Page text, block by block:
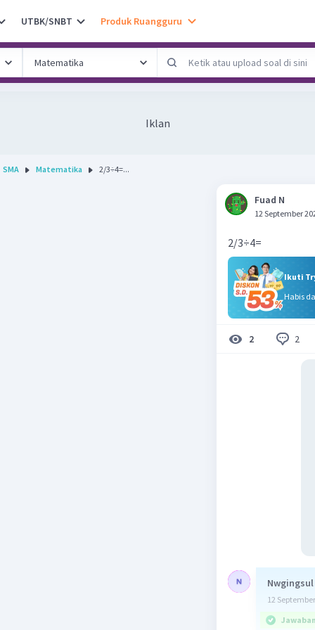
UTBK/SNBT Produk Ruangguru
Iklan
SMA Matematika 2/3÷4=...
Fuad N
12 September
2/3÷4=
Ikuti
Habis
2 2
Nwgingsul
12